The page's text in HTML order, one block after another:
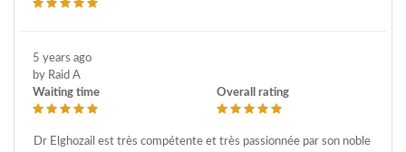
5 years ago
by Raid A
Waiting time
Overall rating
Dr Elghozail est très compétente et très passionnée par son noble